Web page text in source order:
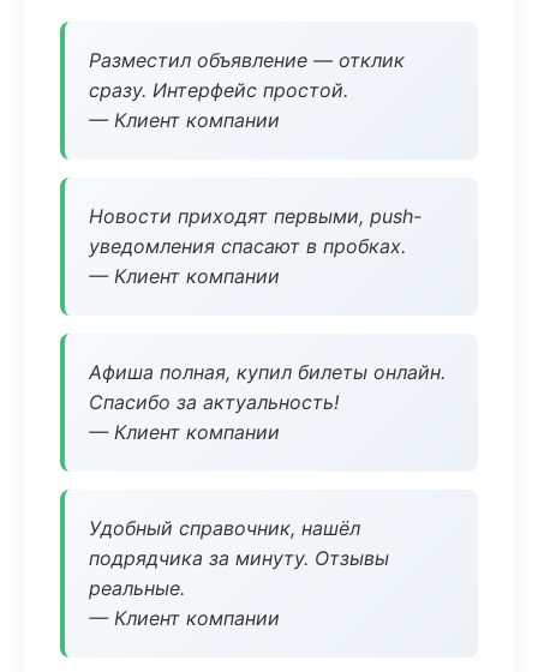
Разместил объявление — отклик
сразу. Интерфейс простой.
— Клиент компании
Новости приходят первыми, push-
уведомления спасают в пробках.
— Клиент компании
Афиша полная, купил билеты онлайн.
Спасибо за актуальность!
— Клиент компании
Удобный справочник, нашёл
подрядчика за минуту. Отзывы
реальные.
— Клиент компании